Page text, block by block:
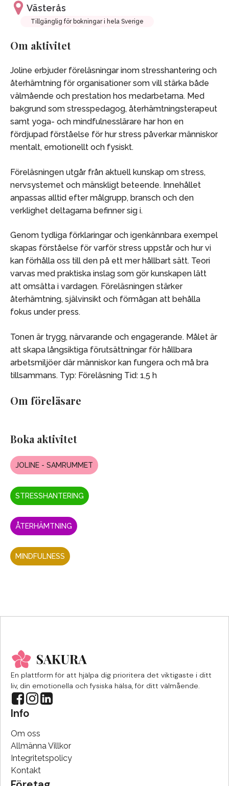
Västerås
Tillgänglig för bokningar i hela Sverige
Om aktivitet
Joline erbjuder föreläsningar inom stresshantering och
återhämtning för organisationersom vill stärka både
välmående och prestation hos medarbetarna. Med
bakgrund som stresspedagog, återhämtningsterapeut
samt yoga- och mindfulnesslärare har hon en
fördjupad förståelse för hur stress påverkar människor
mentalt, emotionellt och fysiskt.
Föreläsningen utgår från aktuell kunskap om stress,
nervsystemet och mänskligt beteende. Innehållet
anpassas alltid efter målgrupp, bransch och den
verklighet deltagarna befinner sig i.
Genom tydliga förklaringar och igenkännbara exempel
skapas förståelse för varförstress uppstår och hur vi
kan förhålla oss till den på ett mer hållbart sätt. Teori
varvas med praktiska inslag som gör kunskapen lätt
att omsätta i vardagen. Föreläsningen stärker
återhämtning, självinsikt och förmågan att behålla
fokus underpress.
Tonen är trygg, närvarande och engagerande. Målet är
att skapa långsiktiga förutsättningar för hållbara
arbetsmiljöer där människorkan fungera och må bra
tillsammans. Typ: Föreläsning Tid: 1,5 h
Om föreläsare
Boka aktivitet
JOLINE - SAMRUMMET
STRESSHANTERING
ÅTERHÄMTNING
MINDFULNESS
En plattform för att hjälpa dig prioritera det viktigaste i ditt
liv, din emotionella och fysiska hälsa, för ditt välmående.
Info
Om oss
Allmänna Villkor
Integritetspolicy
Kontakt